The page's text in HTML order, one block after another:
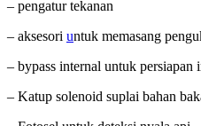
– pengatur tekanan
– aksesori untuk memasang
– bypass internal untuk persiapan
– Katup solenoid suplai bahan